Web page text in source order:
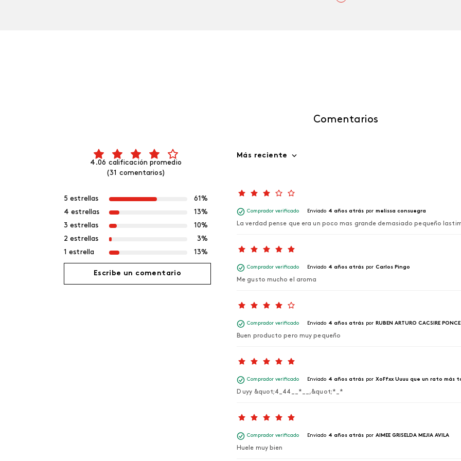
Comentarios
4.06 calificación promedio
(31 comentarios)
5 estrellas
61%
4 estrellas
13%
3 estrellas
10%
2 estrellas
3%
1 estrella
13%
Escribe un comentario
Más reciente
Comprador verificado Enviado 4 años atrás por melissa consuegra
La verdad pense que era un poco mas grande demasiado pequeño
Comprador verificado Enviado 4 años atrás por Carlos Pingo
Me gusto mucho el aroma
Comprador verificado Enviado 4 años atrás por RUBEN ARTURO CACSIRE PONCE
Buen producto pero muy pequeño
Comprador verificado Enviado 4 años atrás por XoFfxx Uuuu que un rato más
D uyy &quot;4_44__*__,&quot;*_*
Comprador verificado Enviado 4 años atrás por AIMEE GRISELDA MEJIA AVILA
Huele muy bien